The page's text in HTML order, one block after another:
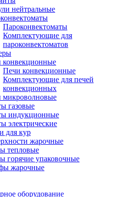
нейтральные
Пароконвектоматы
Комплектующие для
пароконвектоматов
конвекционные
Печи конвекционные
Комплектующие для печей
конвекционных
микроволновые
газовые
индукционные
электрические
для кур
жарочные
тепловые
горячие упаковочные
жарочные
оборудование